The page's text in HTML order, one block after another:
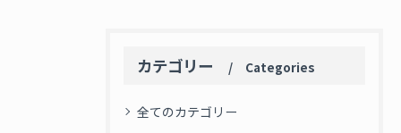
カテゴリー Categories
全てのカテゴリー